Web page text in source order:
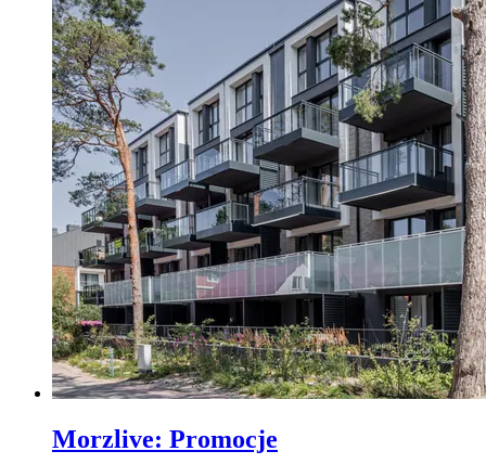
Morzlive: Promocje